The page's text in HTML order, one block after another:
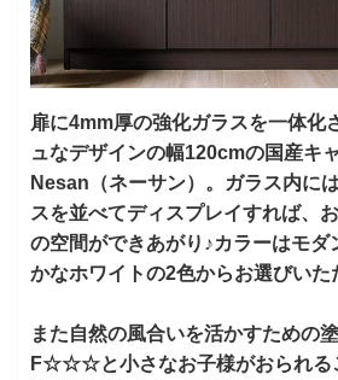
扉に4mm厚の強化ガラスを一体化
ュなデザインの幅120cmの国産キ
Nesan（ネーサン）。ガラス内に
スを並べてディスプレイすれば、
の空間ができあがり♪カラーはモダ
かなホワイトの2色からお選びいた
また自然の風合いを活かすための
F☆☆☆と小さなお子様がおられる